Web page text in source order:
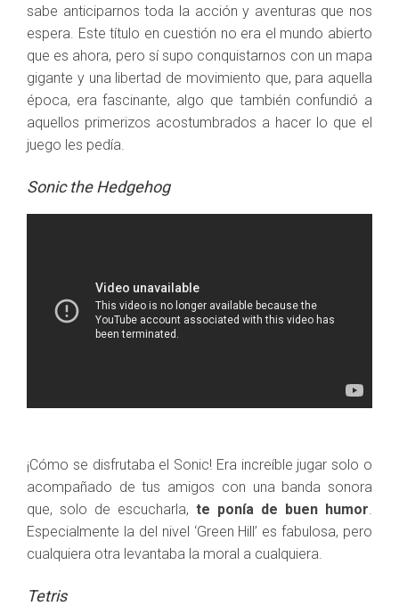
sabe anticiparnos toda la acción y aventuras que nos
espera. Este título en cuestión no era el mundo abierto
que es ahora, pero sí supo conquistarnos con un mapa
gigante y una libertad de movimiento que, para aquella
época, era fascinante, algo que también confundió a
aquellos primerizos acostumbrados a hacer lo que el
juego les pedía.
Sonic the Hedgehog
¡Cómo se disfrutaba el Sonic! Era increíble jugar solo o
acompañado de tus amigos con una banda sonora
que, solo de escucharla, te ponía de buen humor
Especialmente la del nivel ‘Green Hill’ es fabulosa, pero
cualquiera otra levantaba la moral a cualquiera.
Tetris